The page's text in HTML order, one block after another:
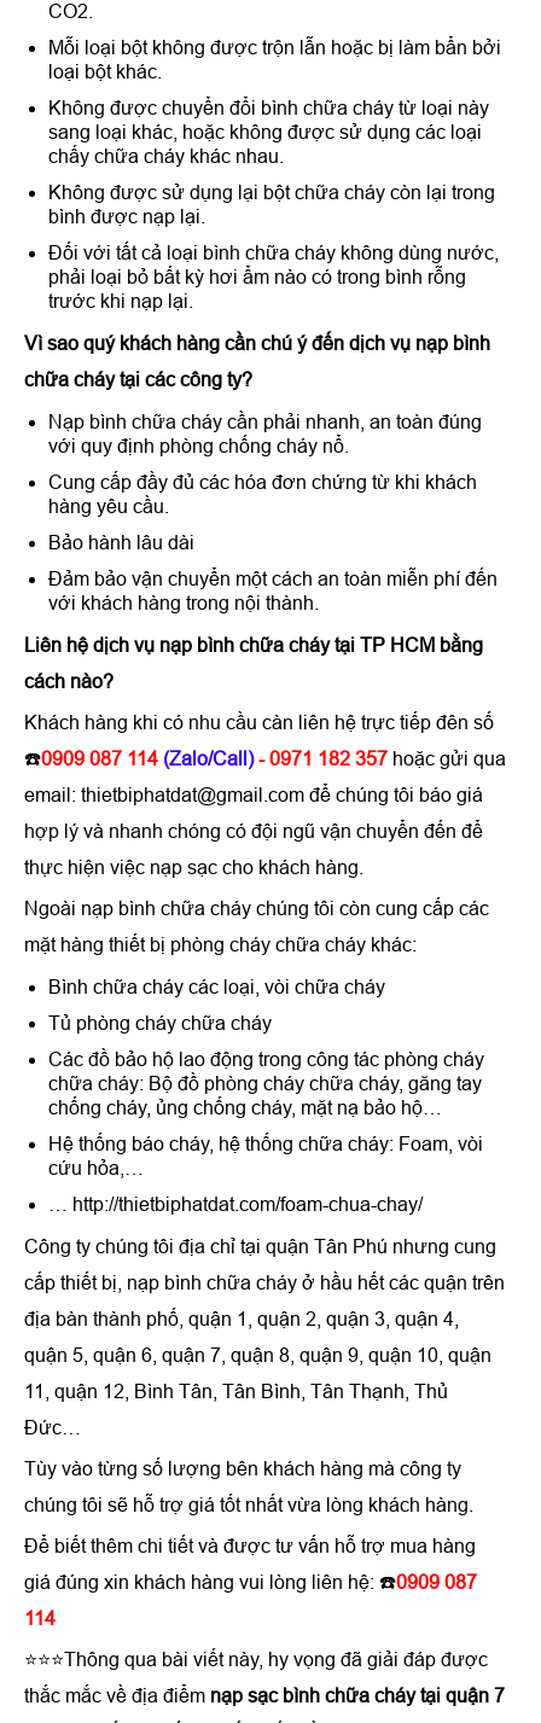
CO2.
Mỗi loại bột không được trộn lẫn hoặc bị làm bẩn bởi
loại bột khác.
Không được chuyển đổi bình chữa cháy từ loại này
sang loại khác, hoặc không được sử dụng các loại
chấy chữa cháy khác nhau.
Không được sử dụng lại bột chữa cháy còn lại trong
bình được nạp lại.
Đối với tất cả loại bình chữa cháy không dùng nước,
phải loại bỏ bất kỳ hơi ẩm nào có trong bình rỗng
trước khi nạp lại.
Vì sao quý khách hàng cần chú ý đến dịch vụ nạp bình
chữa cháy tại các công ty?
Nạp bình chữa cháy cần phải nhanh, an toàn đúng
với quy định phòng chống cháy nổ.
Cung cấp đầy đủ các hóa đơn chứng từ khi khách
hàng yêu cầu.
Bảo hành lâu dài
Đảm bảo vận chuyển một cách an toàn miễn phí đến
với khách hàng trong nội thành.
Liên hệ dịch vụ nạp bình chữa cháy tại TP HCM bằng
cách nào?
Khách hàng khi có nhu cầu càn liên hệ trực tiếp đên số
☎️0909 087 114 (Zalo/Call) - 0971 182 357 hoặc gửi qua
email: thietbiphatdat@gmail.com để chúng tôi báo giá
hợp lý và nhanh chóng có đội ngũ vận chuyển đến để
thực hiện việc nạp sạc cho khách hàng.
Ngoài nạp bình chữa cháy chúng tôi còn cung cấp các
mặt hàng thiết bị phòng cháy chữa cháy khác:
Bình chữa cháy các loại, vòi chữa cháy
Tủ phòng cháy chữa cháy
Các đồ bảo hộ lao động trong công tác phòng cháy
chữa cháy: Bộ đồ phòng cháy chữa cháy, găng tay
chống cháy, ủng chống cháy, mặt nạ bảo hộ…
Hệ thống báo cháy, hệ thống chữa cháy: Foam, vòi
cứu hỏa,…
… http://thietbiphatdat.com/foam-chua-chay/
Công ty chúng tôi địa chỉ tại quận Tân Phú nhưng cung
cấp thiết bị, nạp bình chữa cháy ở hầu hết các quận trên
địa bàn thành phố, quận 1, quận 2, quận 3, quận 4,
quận 5, quận 6, quận 7, quận 8, quận 9, quận 10, quận
11, quận 12, Bình Tân, Tân Bình, Tân Thạnh, Thủ
Đức…
Tùy vào từng số lượng bên khách hàng mà công ty
chúng tôi sẽ hỗ trợ giá tốt nhất vừa lòng khách hàng.
Để biết thêm chi tiết và được tư vấn hỗ trợ mua hàng
giá đúng xin khách hàng vui lòng liên hệ: ☎️0909 087
114
⭐⭐⭐Thông qua bài viết này, hy vọng đã giải đáp được
thắc mắc về địa điểm nạp sạc bình chữa cháy tại quận 7